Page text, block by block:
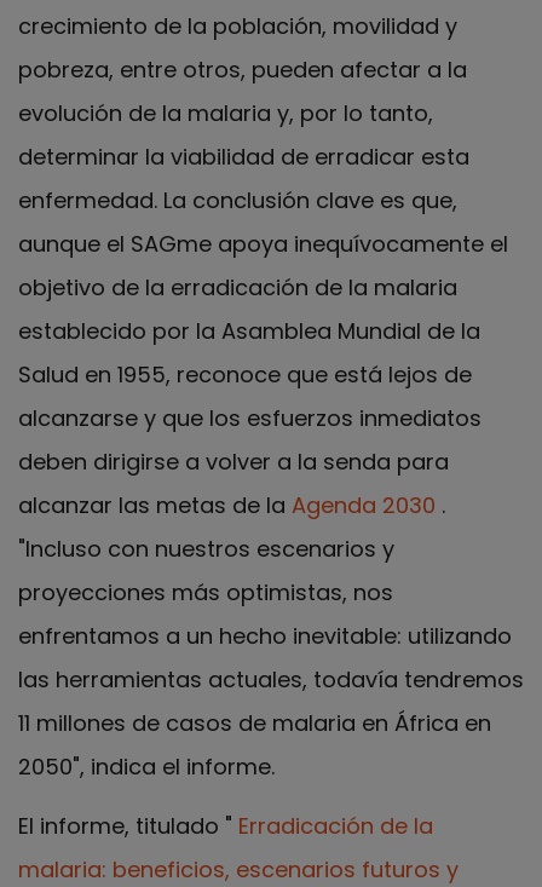
crecimiento de la población, movilidad y
pobreza, entre otros, pueden afectar a la
evolución de la malaria y, por lo tanto,
determinar la viabilidad de erradicar esta
enfermedad. La conclusión clave es que,
aunque el SAGme apoya inequívocamente el
objetivo de la erradicación de la malaria
establecido por la Asamblea Mundial de la
Salud en 1955, reconoce que está lejos de
alcanzarse y que los esfuerzos inmediatos
deben dirigirse a volver a la senda para
alcanzar las metas de la Agenda 2030 .
"Incluso con nuestros escenarios y
proyecciones más optimistas, nos
enfrentamos a un hecho inevitable: utilizando
las herramientas actuales, todavía tendremos
11 millones de casos de malaria en África en
2050", indica el informe.
El informe, titulado " Erradicación de la
malaria: beneficios, escenarios futuros y